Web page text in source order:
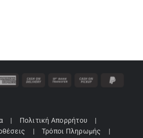
Πολιτική Απορρήτου
Τρόποι Πληρωμής